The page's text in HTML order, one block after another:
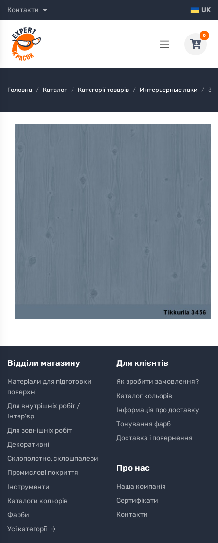
Контакти UK
0
Головна Каталог Категорії товарів Интерьерные лаки
Відділи магазину
Матеріали для підготовки
поверхні
Для внутрішніх робіт /
Інтер'єр
Для зовнішніх робіт
Декоративні
Склополотно, склошпалери
Промислові покриття
Інструменти
Каталоги кольорів
Фарби
Усі категорії
Для клієнтів
Як зробити замовлення?
Каталог кольорів
Інформація про доставку
Тонування фарб
Доставка і повернення
Про нас
Наша компанія
Сертифікати
Контакти